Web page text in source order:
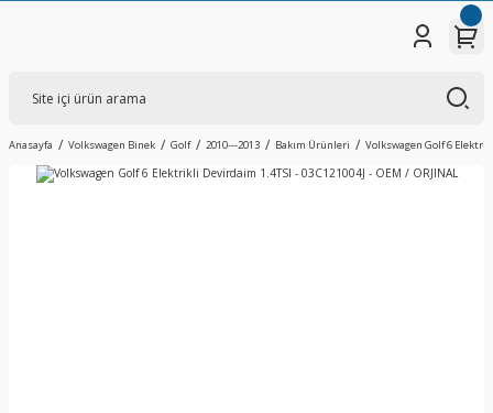
Anasayfa Volkswagen Binek Golf 2010---2013 Bakım Ürünleri Volkswagen Golf 6